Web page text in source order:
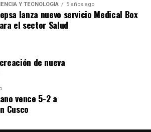
Y TECNOLOGÍA 5 años ago
lanza nuevo servicio Medical Box
el sector Salud
de nueva
vence 5-2 a
Cusco